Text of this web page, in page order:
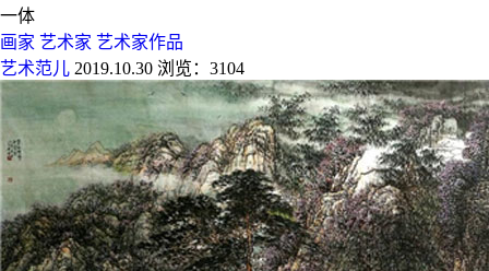
一体
画家 艺术家 艺术家作品
艺术范儿 2019.10.30 浏览：3104